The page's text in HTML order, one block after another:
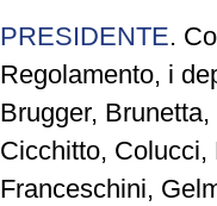
PRESIDENTE.
Regolamento, i
Brugger,
Cicchitto, Colucci,
Franceschini,